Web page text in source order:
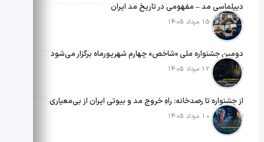
دیپلماسی مد – مفهومی در تاریخ مد ایران
تاریخ انتشار: 15 مرداد 1405
دومین جشنواره ملی «شاخص» چهارم شهریورماه برگزار می‌شود
تاریخ انتشار: 12 مرداد 1405
از جشنواره تا رصدخانه: راهِ خروج مد و بیوتی ایران از بی‌معیاری
تاریخ انتشار: 10 مرداد 1405